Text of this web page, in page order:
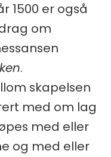
1500 er også
om
.
skapelsen
med om lag
med eller
og med eller